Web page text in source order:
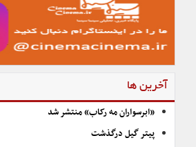
آخرین ها
«ابرسواران مه رکاب» منتشر شد
پیتر گیل درگذشت